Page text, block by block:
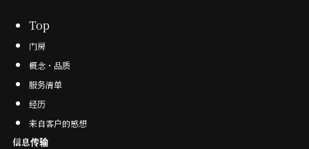
Top
门房
概念・品质
服务清单
经历
来自客户的感想
信息传输